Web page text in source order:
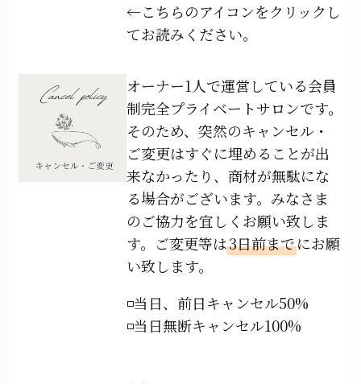
←こちらのアイコンをクリックし
てお読みください。
オーナー1人で運営している会員
制完全プライベートサロンです。
そのため、突然のキャンセル・
ご変更はすぐに埋めることが出
来なかったり、商材が無駄にな
る場合がございます。みなさま
のご協力を宜しくお願い致しま
す。ご変更等は3日前までにお願
い致します。
◽️当日、前日キャンセル50%
◽️当日無断キャンセル100%